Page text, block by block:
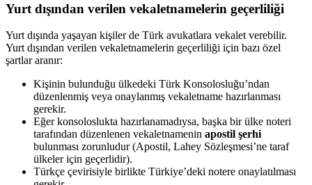
Yurt dışından verilen vekaletnamelerin geçerliliği
Yurt dışında yaşayan kişiler de Türk avukatlara vekalet verebilir.
Yurt dışından verilen vekaletnamelerin geçerliliği için bazı özel
şartlar aranır:
Kişinin bulunduğu ülkedeki Türk Konsolosluğu’ndan
düzenlenmiş veya onaylanmış vekaletname hazırlanması
gerekir.
Eğer konsoloslukta hazırlanamadıysa, başka bir ülke noteri
tarafından düzenlenen vekaletnamenin apostil şerhi
bulunması zorunludur (Apostil, Lahey Sözleşmesi’ne taraf
ülkeler için geçerlidir).
Türkçe çevirisiyle birlikte Türkiye’deki notere onaylatılması